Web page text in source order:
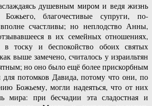
душевным миром и ведя жизнь
благочестивые супруги, по-
счастливы; но неплодство Анны,
в их семейных отношениях,
в тоску и беспокойство обоих святых
выше замечено, считалось у израильтян
но оно было ещё более прискорбным
для потомков Давида, потому что они, по
Божьему, могли надеяться, что от них
мира: при бесчадии эта сладостная и